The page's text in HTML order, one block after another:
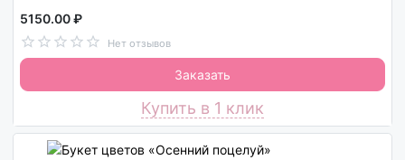
5150.00 ₽
Нет отзывов
Заказать
Купить в 1 клик